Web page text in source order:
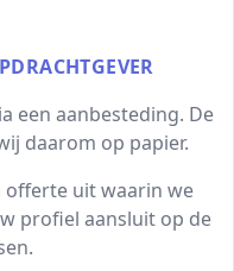
een aanbesteding. De
daarom op papier.
offerte uit waarin we
profiel aansluit op de